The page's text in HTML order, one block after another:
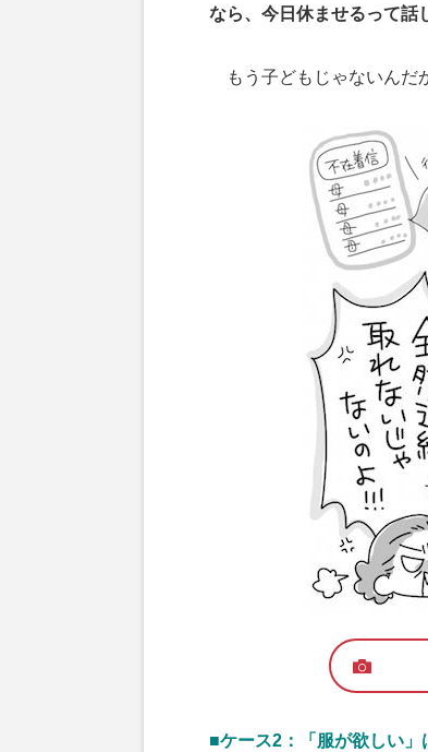
なら、今日休ませるって話
もう子どもじゃないんだ
■ケース2：「服が欲しい」